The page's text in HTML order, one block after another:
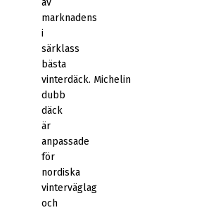
av
marknadens
i
särklass
bästa
vinterdäck. Michelin
dubb
däck
är
anpassade
för
nordiska
vinterväglag
och